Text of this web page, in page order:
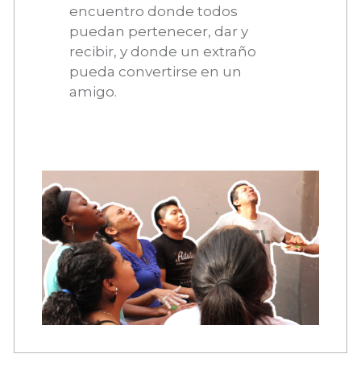
encuentro donde todos
puedan pertenecer, dar y
recibir, y donde un extraño
pueda convertirse en un
amigo.